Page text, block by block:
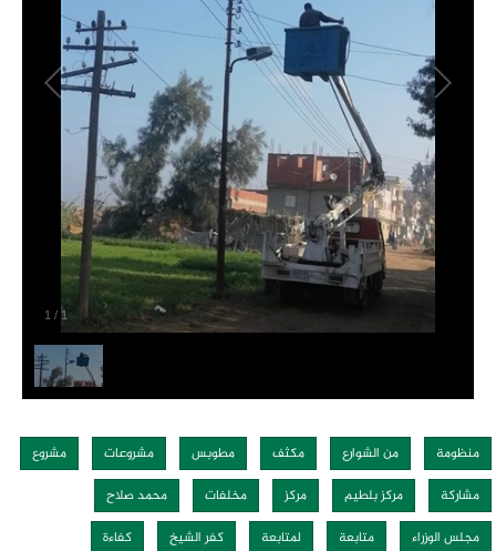
1 / 1
منظومة من الشوارع مكثف مطوبس مشروعات
مشروع
مشاركة
مركز بلطيم مركز مخلفات
محمد صلاح
مجلس الوزراء
متابعة لمتابعة كفر الشيخ
كفاءة